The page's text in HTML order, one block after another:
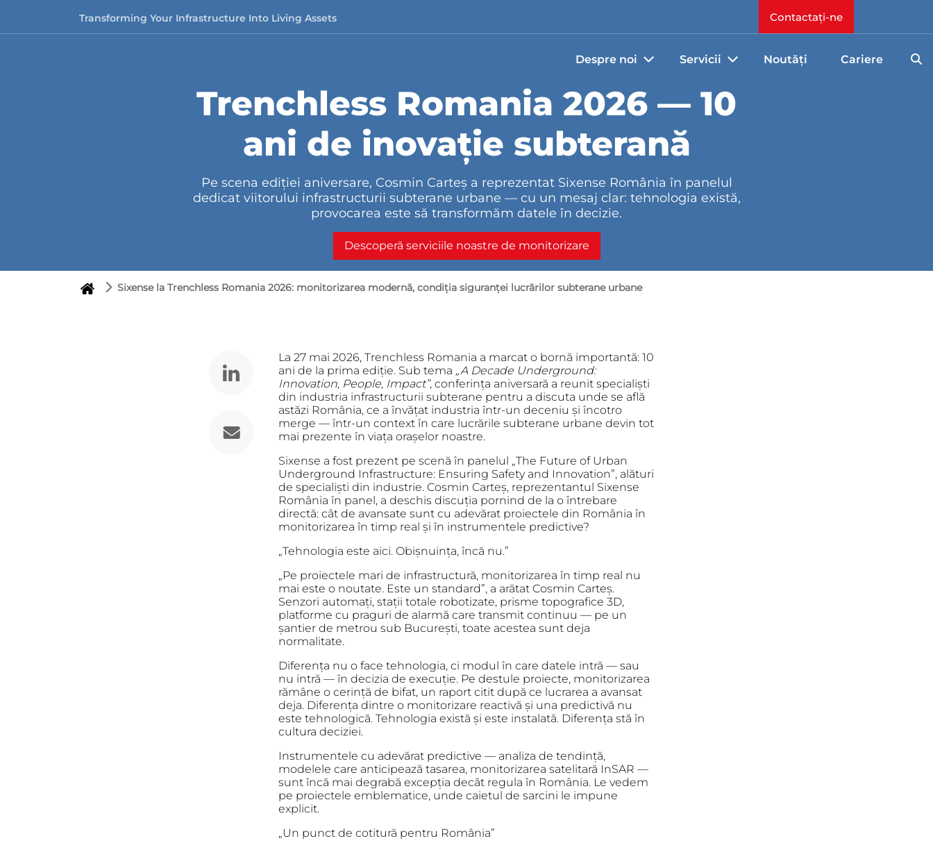
Skip to content
Transforming Your Infrastructure Into Living Assets Contactați-ne
Despre noi Servicii Noutăți Cariere
Trenchless Romania 2026 — 10
ani de inovație subterană
Pe scena ediției aniversare, Cosmin Carteș a reprezentat Sixense România în panelul
dedicat viitorului infrastructurii subterane urbane — cu un mesaj clar: tehnologia există,
provocarea este să transformăm datele în decizie.
Descoperă serviciile noastre de monitorizare
Sixense la Trenchless Romania 2026: monitorizarea modernă, condiția siguranței lucrărilor subterane urbane
La 27 mai 2026, Trenchless Romania a marcat o bornă importantă: 10
ani de la prima ediție. Sub tema „A Decade Underground:
Innovation, People, Impact”, conferința aniversară a reunit specialiști
din industria infrastructurii subterane pentru a discuta unde se află
astăzi România, ce a învățat industria într-un deceniu și încotro
merge — într-un context în care lucrările subterane urbane devin tot
mai prezente în viața orașelor noastre.
Sixense a fost prezent pe scenă în panelul „The Future of Urban
Underground Infrastructure: Ensuring Safety and Innovation”, alături
de specialiști din industrie. Cosmin Carteș, reprezentantul Sixense
România în panel, a deschis discuția pornind de la o întrebare
directă: cât de avansate sunt cu adevărat proiectele din România în
monitorizarea în timp real și în instrumentele predictive?
„Tehnologia este aici. Obișnuința, încă nu.”
„Pe proiectele mari de infrastructură, monitorizarea în timp real nu
mai este o noutate. Este un standard”, a arătat Cosmin Carteș.
Senzori automați, stații totale robotizate, prisme topografice 3D,
platforme cu praguri de alarmă care transmit continuu — pe un
șantier de metrou sub București, toate acestea sunt deja
normalitate.
Diferența nu o face tehnologia, ci modul în care datele intră — sau
nu intră — în decizia de execuție. Pe destule proiecte, monitorizarea
rămâne o cerință de bifat, un raport citit după ce lucrarea a avansat
deja. Diferența dintre o monitorizare reactivă și una predictivă nu
este tehnologică. Tehnologia există și este instalată. Diferența stă în
cultura deciziei.
Instrumentele cu adevărat predictive — analiza de tendință,
modelele care anticipează tasarea, monitorizarea satelitară InSAR —
sunt încă mai degrabă excepția decât regula în România. Le vedem
pe proiectele emblematice, unde caietul de sarcini le impune
explicit.
„Un punct de cotitură pentru România”